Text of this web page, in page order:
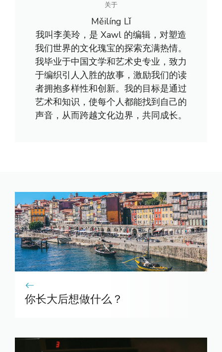
关于
Měilíng Lǐ
我叫李美玲，是 Xawl 的编辑，对塑造
我们世界的文化瑰宝的探索充满热情。
我毕业于中国文学和艺术史专业，致力
于编织引人入胜的故事，激励我们的读
者拥抱多样性和创新。我的目标是通过
艺术和知识，使每个人都能找到自己的
声音，从而跨越文化边界，共同成长。
你长大后想做什么？